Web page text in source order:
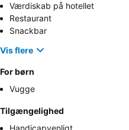
Værdiskab på hotellet
Restaurant
Snackbar
Vis flere
For børn
Vugge
Tilgængelighed